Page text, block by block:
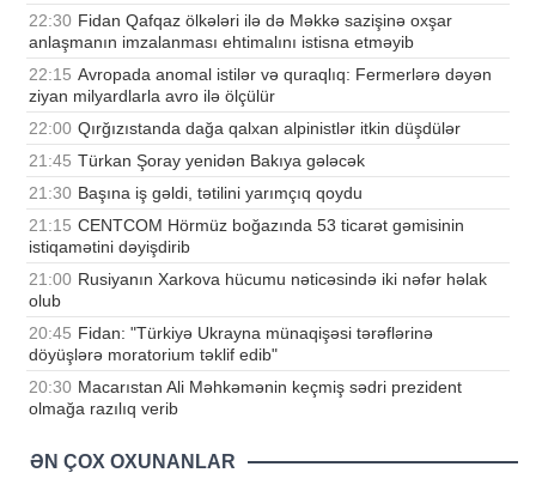
22:30 Fidan Qafqaz ölkələri ilə də Məkkə sazişinə oxşar
anlaşmanın imzalanması ehtimalını istisna etməyib
22:15 Avropada anomal istilər və quraqlıq: Fermerlərə dəyən
ziyan milyardlarla avro ilə ölçülür
22:00 Qırğızıstanda dağa qalxan alpinistlər itkin düşdülər
21:45 Türkan Şoray yenidən Bakıya gələcək
21:30 Başına iş gəldi, tətilini yarımçıq qoydu
21:15 CENTCOM Hörmüz boğazında 53 ticarət gəmisinin
istiqamətini dəyişdirib
21:00 Rusiyanın Xarkova hücumu nəticəsində iki nəfər həlak
olub
20:45 Fidan: "Türkiyə Ukrayna münaqişəsi tərəflərinə
döyüşlərə moratorium təklif edib"
20:30 Macarıstan Ali Məhkəmənin keçmiş sədri prezident
olmağa razılıq verib
ƏN ÇOX OXUNANLAR